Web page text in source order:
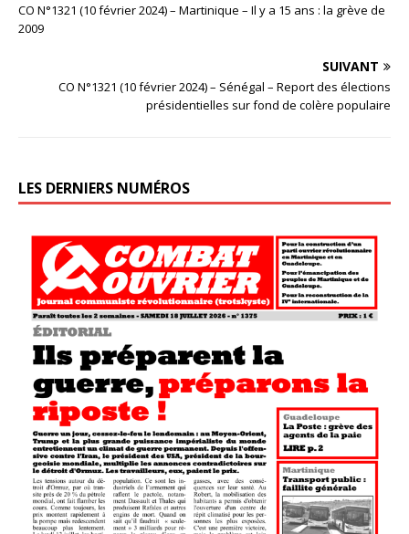
CO N°1321 (10 février 2024) – Martinique – Il y a 15 ans : la grève de
2009
SUIVANT
CO N°1321 (10 février 2024) – Sénégal – Report des élections
présidentielles sur fond de colère populaire
LES DERNIERS NUMÉROS